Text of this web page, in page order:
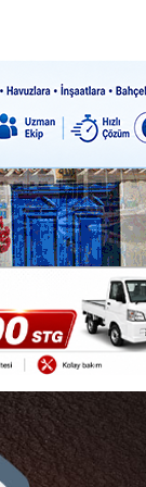
gemisini
sergi